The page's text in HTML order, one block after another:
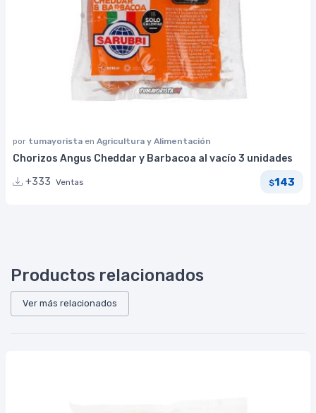
por tumayorista en Agricultura y Alimentación
Chorizos Angus Cheddar y Barbacoa al vacío 3 unidades
+333 Ventas $143
Productos relacionados
Ver más relacionados